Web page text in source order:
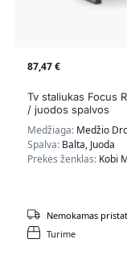
87,47€
Tv staliukas Focus
/ juodos spalvos
Medžiaga: Medžio
Spalva: Balta, Juoda
Prekės ženklas: Kobi
Turime
Nemokamas